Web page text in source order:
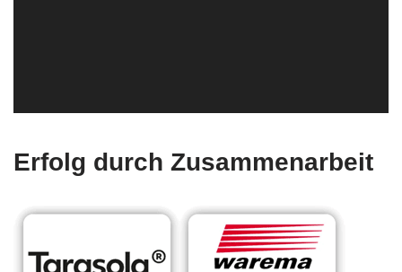
Erfolg durch Zusammenarbeit